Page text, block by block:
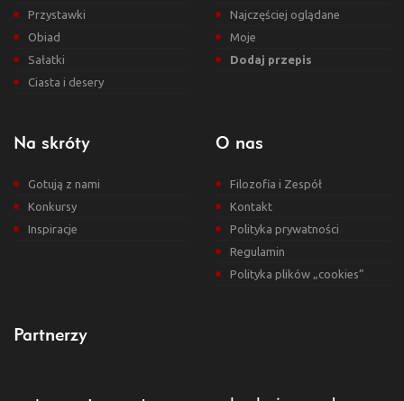
Przystawki
Obiad
Sałatki
Ciasta i desery
Najczęściej oglądane
Moje
Dodaj przepis
Na skróty
Gotują z nami
Konkursy
Inspiracje
O nas
Filozofia i Zespół
Kontakt
Polityka prywatności
Regulamin
Polityka plików „cookies”
Partnerzy